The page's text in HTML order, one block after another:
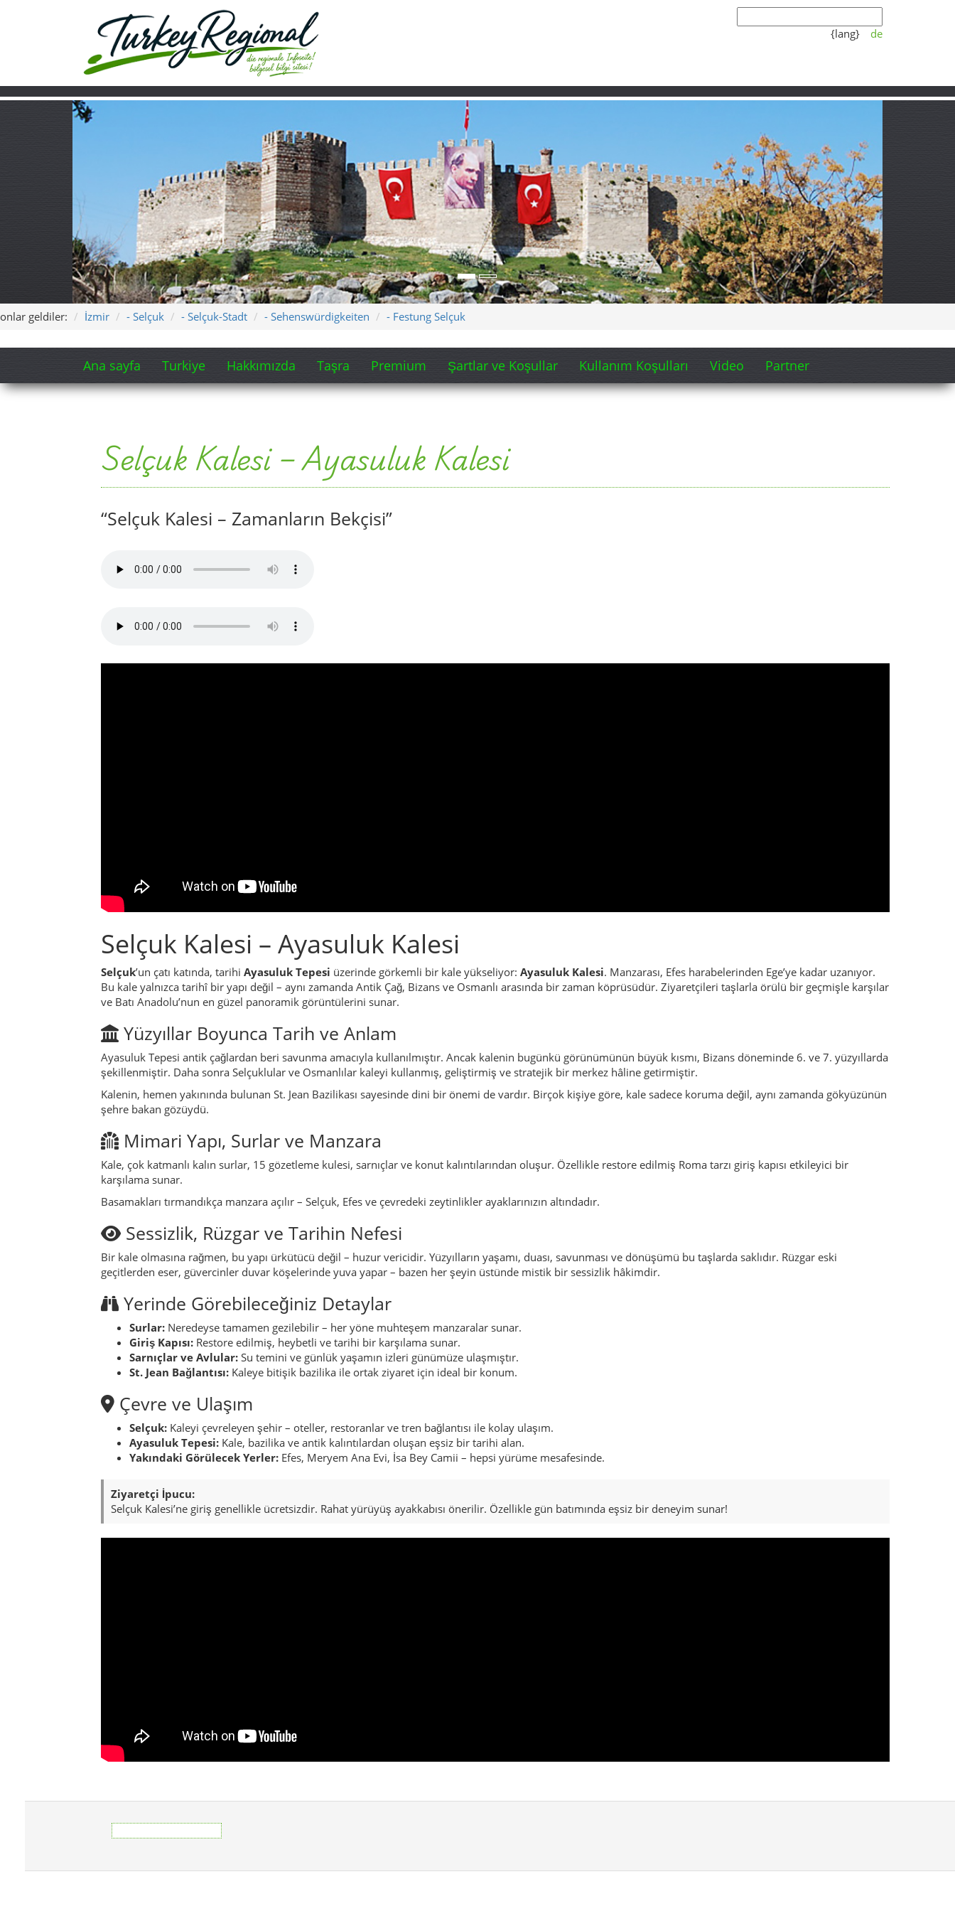
{lang} de
onlar geldiler: İzmir - Selçuk - Selçuk-Stadt - Sehenswürdigkeiten - Festung Selçuk
Ana sayfa Turkiye Hakkımızda Taşra Premium Şartlar ve Koşullar Kullanım Koşulları Video Partner
Selçuk Kalesi – Ayasuluk Kalesi
“Selçuk Kalesi – Zamanların Bekçisi”
Selçuk Kalesi – Ayasuluk Kalesi
Selçuk’un çatı katında, tarihi Ayasuluk Tepesi üzerinde görkemli bir kale yükseliyor: Ayasuluk Kalesi. Manzarası, Efes harabelerinden Ege’ye kadar uzanıyor.
Bu kale yalnızca tarihî bir yapı değil – aynı zamanda Antik Çağ, Bizans ve Osmanlı arasında bir zaman köprüsüdür. Ziyaretçileri taşlarla örülü bir geçmişle karşılar
ve Batı Anadolu’nun en güzel panoramik görüntülerini sunar.
Yüzyıllar Boyunca Tarih ve Anlam
Ayasuluk Tepesi antik çağlardan beri savunma amacıyla kullanılmıştır. Ancak kalenin bugünkü görünümünün büyük kısmı, Bizans döneminde 6. ve 7. yüzyıllarda
şekillenmiştir. Daha sonra Selçuklular ve Osmanlılar kaleyi kullanmış, geliştirmiş ve stratejik bir merkez hâline getirmiştir.
Kalenin, hemen yakınında bulunan St. Jean Bazilikası sayesinde dini bir önemi de vardır. Birçok kişiye göre, kale sadece koruma değil, aynı zamanda gökyüzünün
şehre bakan gözüydü.
Mimari Yapı, Surlar ve Manzara
Kale, çok katmanlı kalın surlar, 15 gözetleme kulesi, sarnıçlar ve konut kalıntılarından oluşur. Özellikle restore edilmiş Roma tarzı giriş kapısı etkileyici bir
karşılama sunar.
Basamakları tırmandıkça manzara açılır – Selçuk, Efes ve çevredeki zeytinlikler ayaklarınızın altındadır.
Sessizlik, Rüzgar ve Tarihin Nefesi
Bir kale olmasına rağmen, bu yapı ürkütücü değil – huzur vericidir. Yüzyılların yaşamı, duası, savunması ve dönüşümü bu taşlarda saklıdır. Rüzgar eski
geçitlerden eser, güvercinler duvar köşelerinde yuva yapar – bazen her şeyin üstünde mistik bir sessizlik hâkimdir.
Yerinde Görebileceğiniz Detaylar
Surlar: Neredeyse tamamen gezilebilir – her yöne muhteşem manzaralar sunar.
Giriş Kapısı: Restore edilmiş, heybetli ve tarihi bir karşılama sunar.
Sarnıçlar ve Avlular: Su temini ve günlük yaşamın izleri günümüze ulaşmıştır.
St. Jean Bağlantısı: Kaleye bitişik bazilika ile ortak ziyaret için ideal bir konum.
Çevre ve Ulaşım
Selçuk: Kaleyi çevreleyen şehir – oteller, restoranlar ve tren bağlantısı ile kolay ulaşım.
Ayasuluk Tepesi: Kale, bazilika ve antik kalıntılardan oluşan eşsiz bir tarihi alan.
Yakındaki Görülecek Yerler: Efes, Meryem Ana Evi, İsa Bey Camii – hepsi yürüme mesafesinde.
Ziyaretçi İpucu:
Selçuk Kalesi’ne giriş genellikle ücretsizdir. Rahat yürüyüş ayakkabısı önerilir. Özellikle gün batımında eşsiz bir deneyim sunar!